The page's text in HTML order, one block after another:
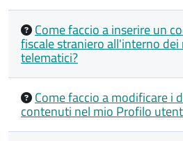
Come faccio a inserire un
fiscale straniero all'interno
telematici?
Come faccio a modificare i
contenuti nel mio Profilo